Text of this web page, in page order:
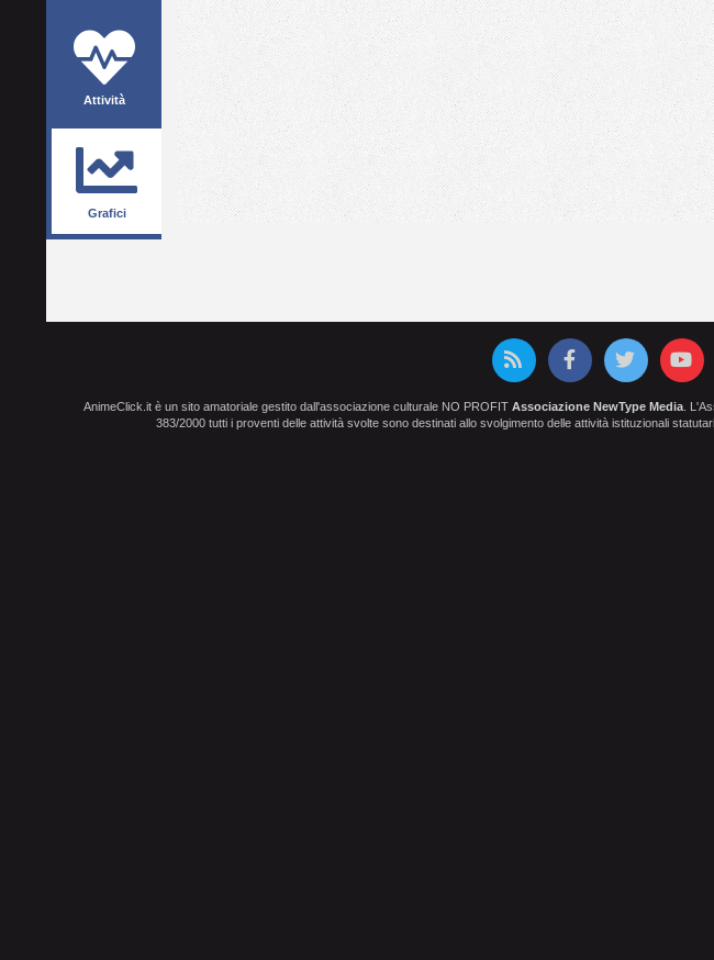
Attività
Grafici
AnimeClick.it è un sito amatoriale gestito dall'associazione culturale NO PROFIT Associazione NewType Media.
383/2000 tutti i proventi delle attività svolte sono destinati allo svolgimento delle attività istituzionali